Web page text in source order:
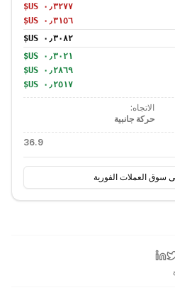
الاتجاه:
حركة جانبية
36.9
سوق العملات الفورية